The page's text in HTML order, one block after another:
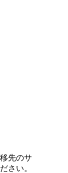
先のサ
さい。